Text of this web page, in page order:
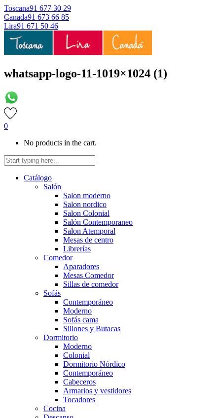
Toscana91 677 30 29
Canada91 673 66 85
Lira91 671 50 46
whatsapp-logo-11-1019×1024 (1)
0
No products in the cart.
Catálogo
Salón
Salon moderno
Salon nordico
Salon Colonial
Salón Contemporaneo
Salon Atemporal
Mesas de centro
Librerías
Comedor
Aparadores
Mesas Comedor
Sillas de comedor
Sofás
Contemporáneo
Moderno
Sofás cama
Sillones y Butacas
Dormitorio
Moderno
Colonial
Dormitorio Nórdico
Contemporáneo
Cabeceros
Armarios y vestidores
Tocadores
Cocina